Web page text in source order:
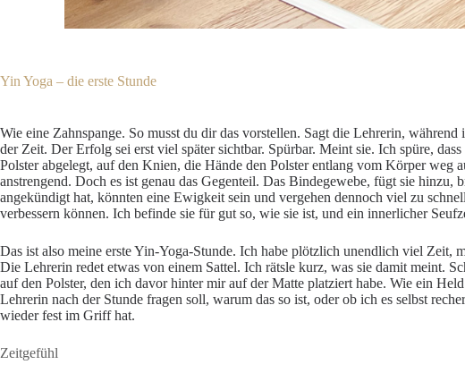
Yin Yoga – die erste Stunde
Wie eine Zahnspange. So musst du dir das vorstellen. Sagt die Lehrerin,
der Zeit. Der Erfolg sei erst viel später sichtbar. Spürbar. Meint sie. Ich spüre,
Polster abgelegt, auf den Knien, die Hände den Polster entlang vom Körper
anstrengend. Doch es ist genau das Gegenteil. Das Bindegewebe, fügt sie
angekündigt hat, könnten eine Ewigkeit sein und vergehen dennoch viel zu
verbessern können. Ich befinde sie für gut so, wie sie ist, und ein innerlicher
Das ist also meine erste Yin-Yoga-Stunde. Ich habe plötzlich unendlich viel Zeit,
Die Lehrerin redet etwas von einem Sattel. Ich rätsle kurz, was sie damit meint.
auf den Polster, den ich davor hinter mir auf der Matte platziert habe. Wie ein
Lehrerin nach der Stunde fragen soll, warum das so ist, oder ob ich es selbst
wieder fest im Griff hat.
Zeitgefühl